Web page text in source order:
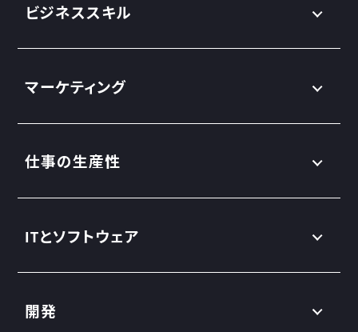
ビジネススキル
マーケティング
仕事の生産性
ITとソフトウェア
開発